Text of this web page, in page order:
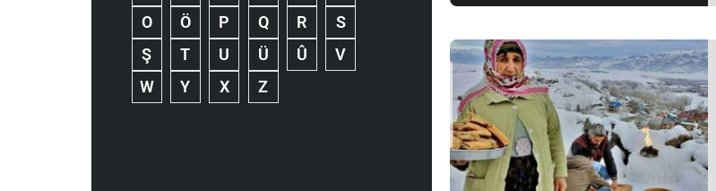
O
Ö P Q R
S
Ş
T U Ü Û
V
W
Y X Z